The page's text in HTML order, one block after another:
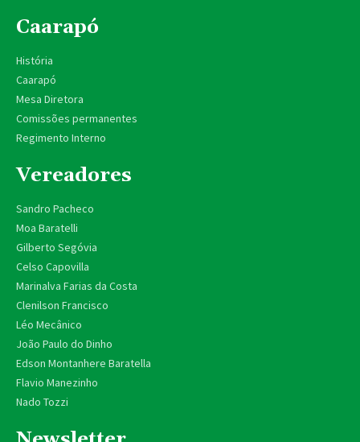
Caarapó
História
Caarapó
Mesa Diretora
Comissões permanentes
Regimento Interno
Vereadores
Sandro Pacheco
Moa Baratelli
Gilberto Segóvia
Celso Capovilla
Marinalva Farias da Costa
Clenilson Francisco
Léo Mecânico
João Paulo do Dinho
Edson Montanhere Baratella
Flavio Manezinho
Nado Tozzi